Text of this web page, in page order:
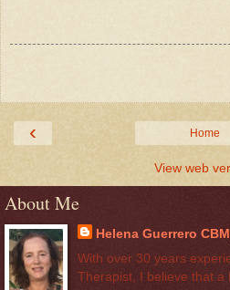
‹ Home
View web
About Me
Helena Guerrero
With over 30 years
Therapist, I believe that a